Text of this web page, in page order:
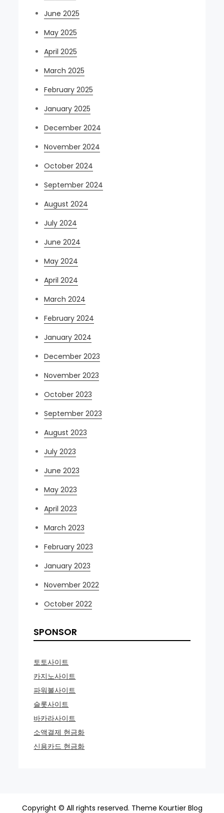
June 2025
May 2025
April 2025
March 2025
February 2025
January 2025
December 2024
November 2024
October 2024
September 2024
August 2024
July 2024
June 2024
May 2024
April 2024
March 2024
February 2024
January 2024
December 2023
November 2023
October 2023
September 2023
August 2023
July 2023
June 2023
May 2023
April 2023
March 2023
February 2023
January 2023
November 2022
October 2022
SPONSOR
토토사이트
카지노사이트
파워볼사이트
슬롯사이트
바카라사이트
소액결제 현금화
신용카드 현금화
Copyright © All rights reserved. Theme Kourtier Blog